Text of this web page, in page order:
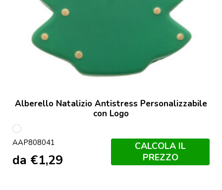
Alberello Natalizio Antistress Personalizzabile
con Logo
multicolore
AAP808041
da €1,29
CALCOLA IL
PREZZO